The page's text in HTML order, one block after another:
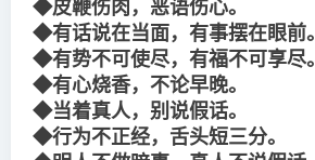
◆皮鞭伤肉，恶语伤心。
◆有话说在当面，有事摆在眼前。
◆有势不可使尽，有福不可享尽。
◆有心烧香，不论早晚。
◆当着真人，别说假话。
◆行为不正经，舌头短三分。